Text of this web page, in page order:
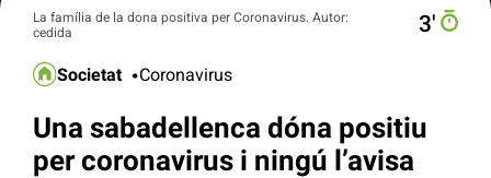
La família de la dona positiva per Coronavirus. Autor:
cedida
3′
Societat Coronavirus
Una sabadellenca dóna positiu
per coronavirus i ningú l’avisa